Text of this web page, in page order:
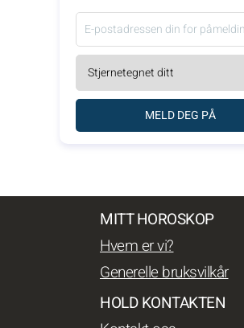
MELD DEG PÅ
MITT HOROSKOP
Hvem er vi?
Generelle bruksvilkår
HOLD KONTAKTEN